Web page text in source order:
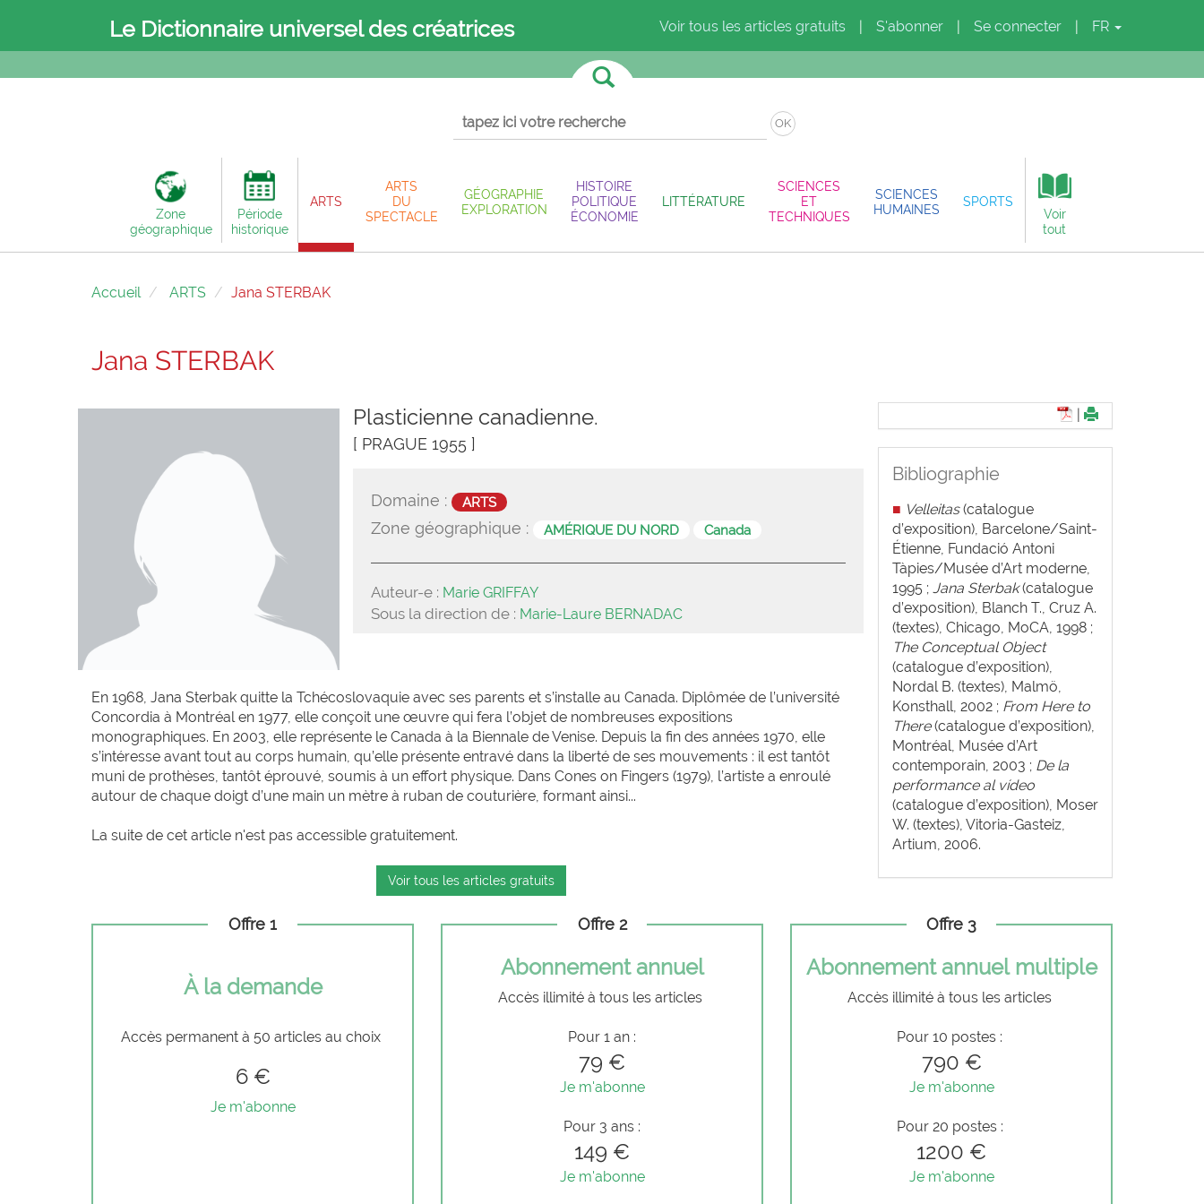
Le Dictionnaire universel des créatrices Voir tous les articles gratuits S'abonner Se connecter FR
OK
Zone
géographique
Période
historique
ARTS
ARTS
DU
SPECTACLE
GÉOGRAPHIE
EXPLORATION
HISTOIRE
POLITIQUE
ÉCONOMIE
LITTÉRATURE
SCIENCES
ET
TECHNIQUES
SCIENCES
HUMAINES
SPORTS
Voir
tout
Accueil ARTS Jana STERBAK
Jana STERBAK
Plasticienne canadienne.
[ PRAGUE 1955 ]
Domaine : ARTS
Zone géographique : AMÉRIQUE DU NORD Canada
Auteur-e : Marie GRIFFAY
Sous la direction de : Marie-Laure BERNADAC
En 1968, Jana Sterbak quitte la Tchécoslovaquie avec ses parents et s’installe au Canada. Diplômée de l’université
Concordia à Montréal en 1977, elle conçoit une œuvre qui fera l’objet de nombreuses expositions
monographiques. En 2003, elle représente le Canada à la Biennale de Venise. Depuis la fin des années 1970, elle
s’intéresse avant tout au corps humain, qu’elle présente entravé dans la liberté de ses mouvements : il est tantôt
muni de prothèses, tantôt éprouvé, soumis à un effort physique. Dans Cones on Fingers (1979), l’artiste a enroulé
autour de chaque doigt d’une main un mètre à ruban de couturière, formant ainsi...
La suite de cet article n'est pas accessible gratuitement.
Voir tous les articles gratuits
Bibliographie
■ Velleitas(catalogue
d’exposition), Barcelone/Saint-
Étienne, Fundació Antoni
Tàpies/Musée d’Art moderne,
1995 ; Jana Sterbak(catalogue
d’exposition), Blanch T., Cruz A.
(textes), Chicago, MoCA, 1998 ;
The Conceptual Object
(catalogue d’exposition),
Nordal B. (textes), Malmö,
Konsthall, 2002 ; From Here to
There(catalogue d’exposition),
Montréal, Musée d’Art
contemporain, 2003 ; De la
performance al vídeo
(catalogue d’exposition), Moser
W. (textes), Vitoria-Gasteiz,
Artium, 2006.
Offre 1
À la demande
Accès permanent à 50 articles au choix
6 €
Je m'abonne
Offre 2
Abonnement annuel
Accès illimité à tous les articles
Pour 1 an :
79 €
Je m'abonne
Pour 3 ans :
149 €
Je m'abonne
Offre 3
Abonnement annuel multiple
Accès illimité à tous les articles
Pour 10 postes :
790 €
Je m'abonne
Pour 20 postes :
1200 €
Je m'abonne